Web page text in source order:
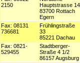
2150
Hauptstrasse 14
83700 Rottach
Egern
Fax: 08131
736681
Frühlingstraße
33
85221 Dachau
Fax: 0821-
529455
Stadtberger-
Straße 4 1/2
86157 Augsburg